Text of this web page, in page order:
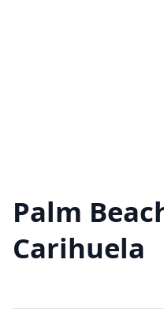
Palm
Carihuela